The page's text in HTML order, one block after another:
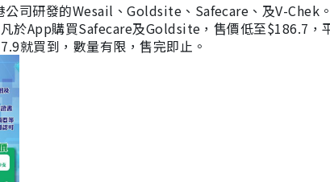
司研發的Wesail、Goldsite、Safecare、及V-Chek
於App購買Safecare及Goldsite，售價低至$186.7，
就買到，數量有限，售完即止。